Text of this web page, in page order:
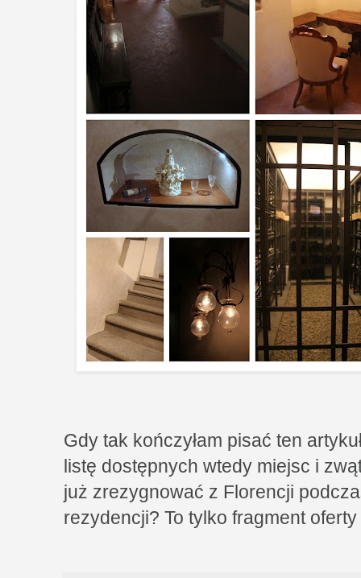
Gdy tak kończyłam pisać ten
listę dostępnych wtedy miejsc i
już zrezygnować z Florencji
rezydencji? To tylko fragment